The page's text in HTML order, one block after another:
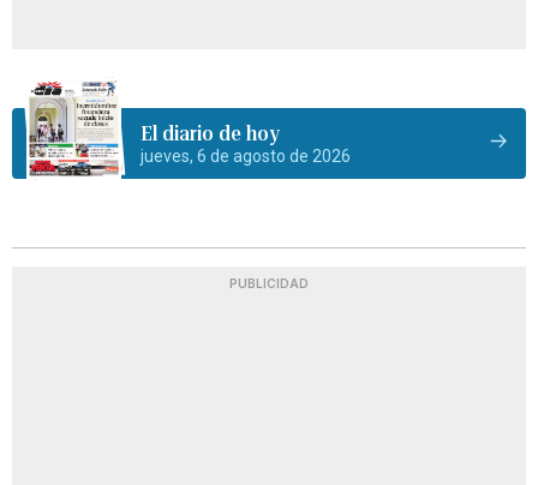
El diario de hoy
jueves, 6 de agosto de 2026
PUBLICIDAD